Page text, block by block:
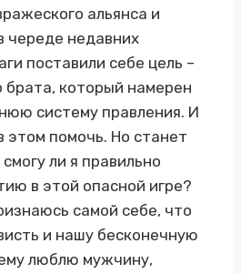
альянса и
череде недавних
поставили себе цель –
брата, который намерен
систему правления. И
этом помочь. Но станет
ли я правильно
в этой опасной игре?
самой себе, что
и нашу бесконечную
люблю мужчину,